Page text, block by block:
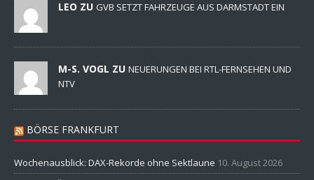
LEO ZU GVB SETZT FAHRZEUGE AUS DARMSTADT EIN
M-S. VOGL ZU NEUERUNGEN BEI RTL-FERNSEHEN UND
NTV
BÖRSE FRANKFURT
Wochenausblick: DAX-Rekorde ohne Sektlaune 10. August 2026